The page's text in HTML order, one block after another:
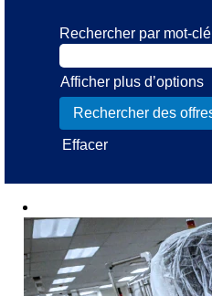
Rechercher par mot-clé
Afficher plus d’options
Effacer